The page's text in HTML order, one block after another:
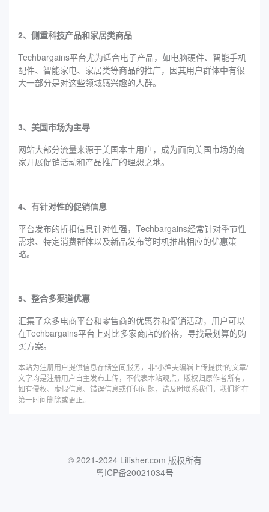
2、侧重科技产品和家居类商品
Techbargains平台尤为适合电子产品，如电脑硬件、智能手机
配件、智能家电、家居类等商品的推广，因其用户群体中有很
大一部分是对这些领域感兴趣的人群。
3、美国市场为主导
网站大部分流量来源于美国本土用户，成为面向美国市场的商
家开展促销活动和产品推广的理想之地。
4、有针对性的促销信息
平台发布的折扣信息针对性强，Techbargains经常针对季节性
需求、特定消费群体以及新品发布等时机推出相应的优惠策
略。
5、整合多渠道优惠
汇集了众多电商平台和零售商的优惠券和促销活动，用户可以
在Techbargains平台上对比多家商店的价格，寻找最划算的购
买方案。
本站为注册用户提供信息存储空间服务，非“小渔夫编辑上传提供”的文章/
文字均是注册用户自主发布上传，不代表本站观点，版权归原作者所有，
如有侵权、虚假信息、错误信息或任何问题，请及时联系我们，我们将在
第一时间删除或更正。
© 2021-2024 Lifisher.com 版权所有
粤ICP备20021034号